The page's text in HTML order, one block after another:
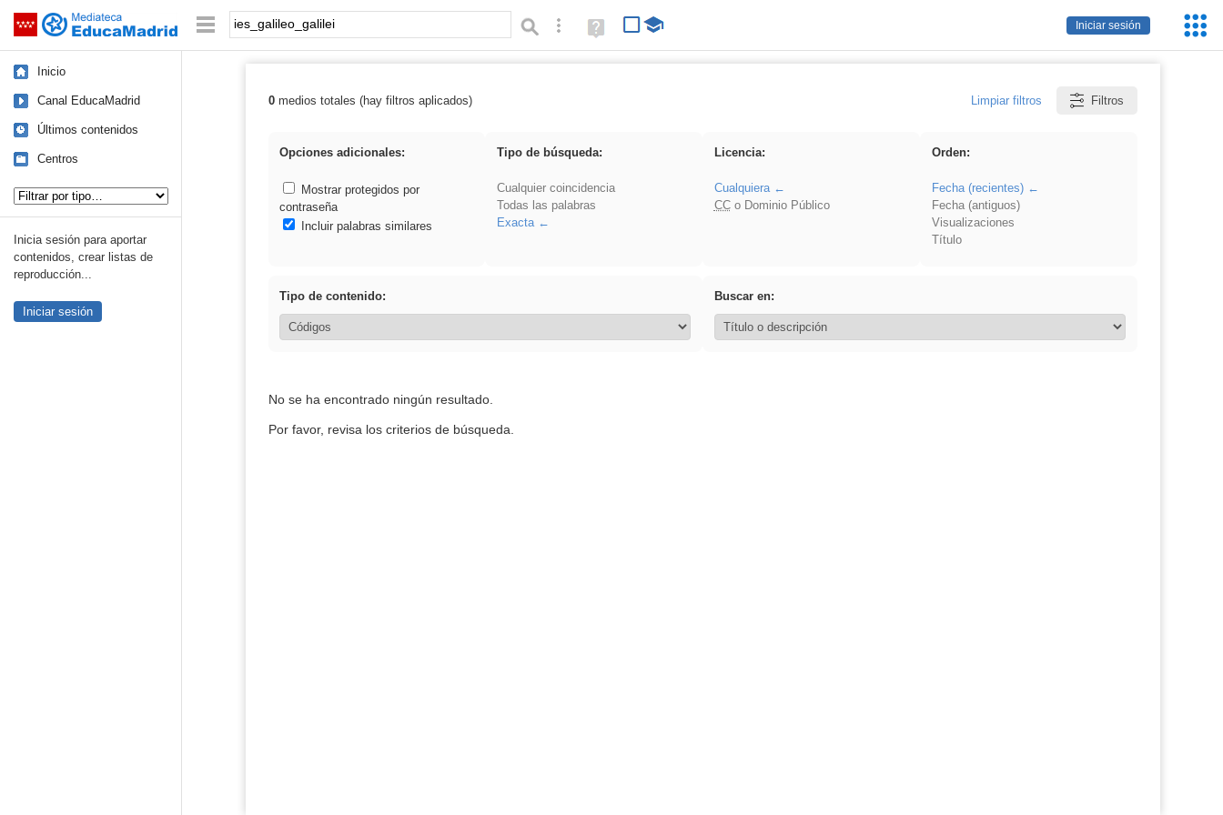
Saltar navegación
Iniciar sesión
Palabra o frase: Búsqueda avanzada
Ayuda
(en
Inicio
Canal EducaMadrid
Últimos contenidos
Centros
Inicia sesión para aportar
contenidos, crear listas de
reproducción...
Iniciar sesión
Resultados de: ies_galileo_galilei
0medios totales (hay filtros aplicados) Limpiar filtros Filtros
Opciones adicionales:
Mostrar protegidos por
contraseña
Incluir palabras similares
Tipo de búsqueda:
Cualquier coincidencia
Todas las palabras
Exacta
Licencia:
Cualquiera
CCo Dominio Público
Orden:
Fecha (recientes)
Fecha (antiguos)
Visualizaciones
Título
Tipo de contenido: Buscar en:
No se ha encontrado ningún resultado.
Por favor, revisa los criterios de búsqueda.